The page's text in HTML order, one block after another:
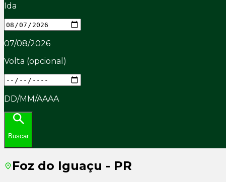
Ida
07/08/2026
Volta (opcional)
DD/MM/AAAA
Buscar
Foz do Iguaçu - PR